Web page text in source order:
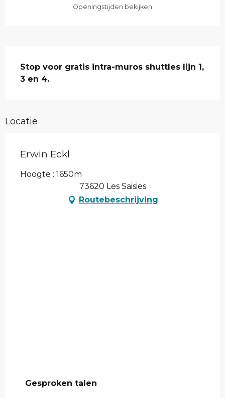
Openingstijden bekijken
Stop voor gratis intra-muros shuttles lijn 1,
3 en 4.
Locatie
Erwin Eckl
Hoogte : 1650m
73620 Les Saisies
Routebeschrijving
Gesproken talen
Gesproken talen